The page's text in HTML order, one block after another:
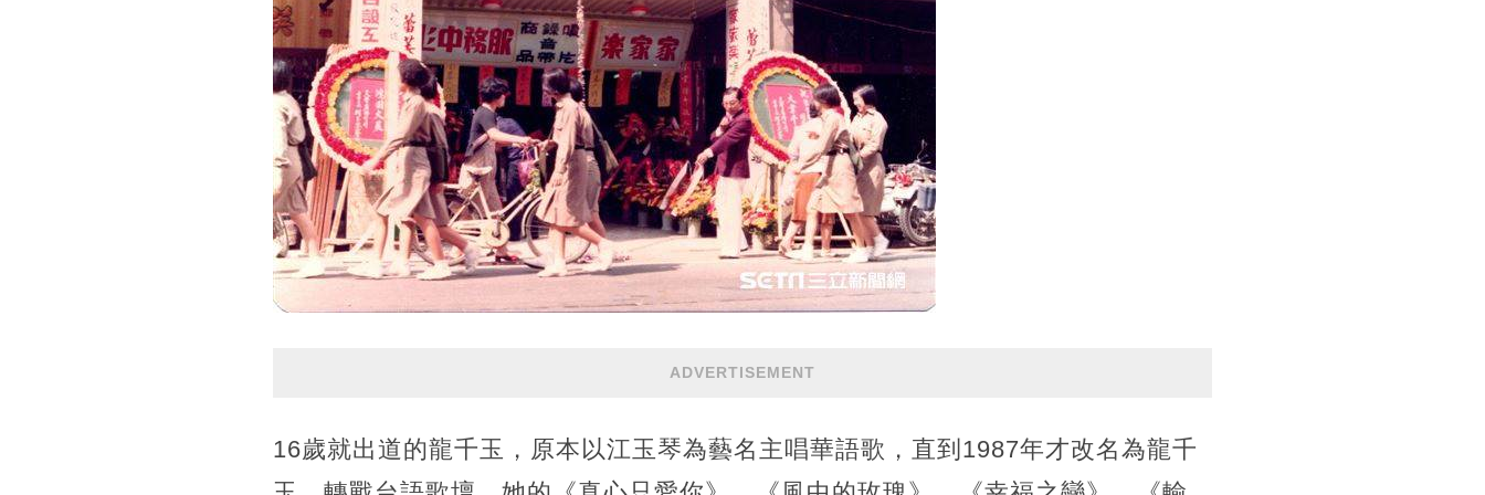
ADVERTISEMENT
16歲就出道的龍千玉，原本以江玉琴為藝名主唱華語歌，直到1987年才改名為龍千